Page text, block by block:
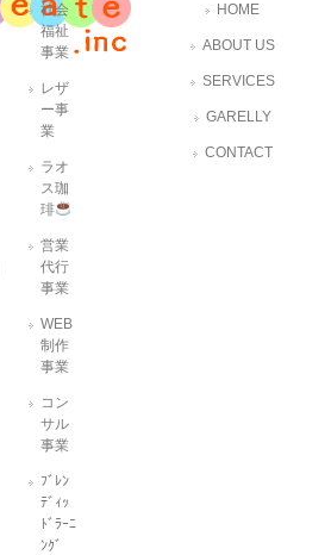
社会
福祉
事業
レザ
ー事
業
ラオ
ス珈
琲
営業
代行
事業
WEB
制作
事業
コン
サル
事業
ﾌﾞﾚﾝ
ﾃﾞｨｯ
ﾄﾞﾗｰﾆ
ﾝｸﾞ
HOME
ABOUT US
SERVICES
GARELLY
CONTACT